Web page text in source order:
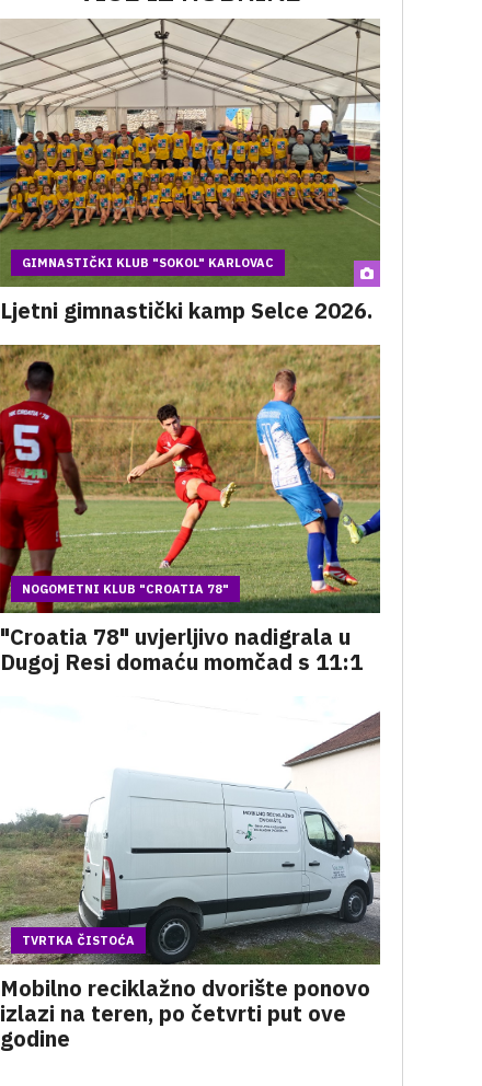
GIMNASTIČKI KLUB "SOKOL" KARLOVAC
Ljetni gimnastički kamp Selce 2026.
NOGOMETNI KLUB "CROATIA 78"
"Croatia 78" uvjerljivo nadigrala u
Dugoj Resi domaću momčad s 11:1
TVRTKA ČISTOĆA
Mobilno reciklažno dvorište ponovo
izlazi na teren, po četvrti put ove
godine